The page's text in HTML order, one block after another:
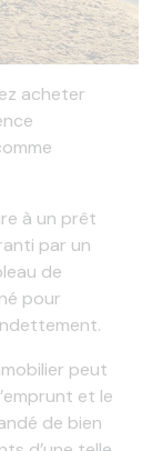
acheter
à un prêt
par un
de
pour
peut
et le
de bien